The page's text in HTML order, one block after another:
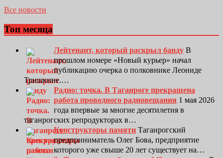
Все новости
Топ месяца
Лейтенант, который раскрыл банду В
прошлом номере «Новый курьер» начал
публикацию очерка о полковнике Леониде
Тришкине.…
Радио: точка. В Таганроге прекращена
работа проводного радиовещания 1 мая 2026
года впервые за многие десятилетия в
таганрогских репродукторах в…
Конструкторы памяти Таганрогский
предприниматель Олег Бова, предприятие
которого уже свыше 20 лет существует на…